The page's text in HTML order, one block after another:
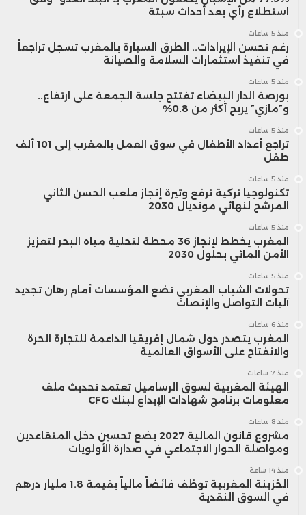
استطلاع رأي بعد أحداث سبتة
منذ 5 ساعات
رغم تحسن الإيرادات.. الطرق السيارة بالمغرب تسجل تراجعاً
في تنفيذ استثمارات السلامة والصيانة
منذ 5 ساعات
بورصة الدار البيضاء تفتتح جلسة الجمعة على ارتفاع..
و”مازي” يربح أكثر من 0.8%
منذ 5 ساعات
تراجع أعداد الأطفال في سوق العمل بالمغرب إلى 101 ألف
طفل
منذ 5 ساعات
تكنولوجيا تركية ترفع وتيرة إنجاز ملعب الحسن الثاني
المرشح لنهائي مونديال 2030
منذ 5 ساعات
المغرب يخطط لإنجاز 36 محطة لتحلية مياه البحر لتعزيز
الأمن المائي بحلول 2030
منذ 5 ساعات
تحولات الشباب المغربي تضع المؤسسات أمام رهان تجديد
آليات التواصل والإنصات
منذ 6 ساعات
المغرب يتصدر دول شمال إفريقيا الداعمة للتجارة الحرة
والانفتاح على الأسواق العالمية
منذ 7 ساعات
الهيئة المغربية لسوق الرساميل تعتمد تحديث ملف
معلومات برنامج شهادات الإيداع لبنك CFG
منذ 8 ساعات
مشروع قانون المالية 2027 يضع تحسين دخل المتقاعدين
ومواصلة الحوار الاجتماعي في صدارة الأولويات
منذ 14 ساعة
الخزينة المغربية توظف فائضاً مالياً بقيمة 1.8 مليار درهم
في السوق النقدية